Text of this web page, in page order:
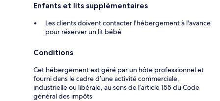
Enfants et lits supplémentaires
Les clients doivent contacter l'hébergement à l'avance
pour réserver un lit bébé
Conditions
Cet hébergement est géré par un hôte professionnel et
fourni dans le cadre d’une activité commerciale,
industrielle ou libérale, au sens de l’article 155 du Code
général des impôts